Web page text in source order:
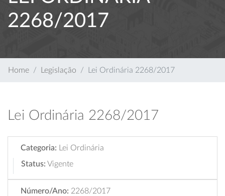
2268/2017
Home Legislação Lei Ordinária 2268/2017
Lei Ordinária 2268/2017
Categoria:
Lei Ordinária
Status: Vigente
Número/Ano: 2268/2017